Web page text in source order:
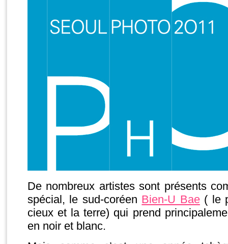
De nombreux artistes sont présents
spécial, le sud-coréen Bien-U Bae( le
cieux et la terre) qui prend
en noir et blanc.